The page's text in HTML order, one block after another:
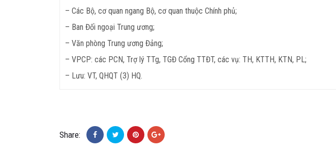
– Các Bộ, cơ quan ngang Bộ, cơ quan thuộc Chính phủ;
– Ban Đối ngoại Trung ương;
– Văn phòng Trung ương Đảng;
– VPCP: các PCN, Trợ lý TTg, TGĐ Cổng TTĐT, các vụ: TH, KTTH, KTN, PL;
– Lưu: VT, QHQT (3) HQ.
Share: